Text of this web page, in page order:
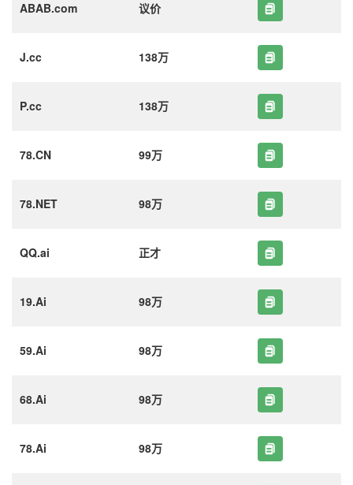
ABAB.com 议价
J.cc 138万
P.cc 138万
78.CN 99万
78.NET 98万
QQ.ai 正才
19.Ai 98万
59.Ai 98万
68.Ai 98万
78.Ai 98万